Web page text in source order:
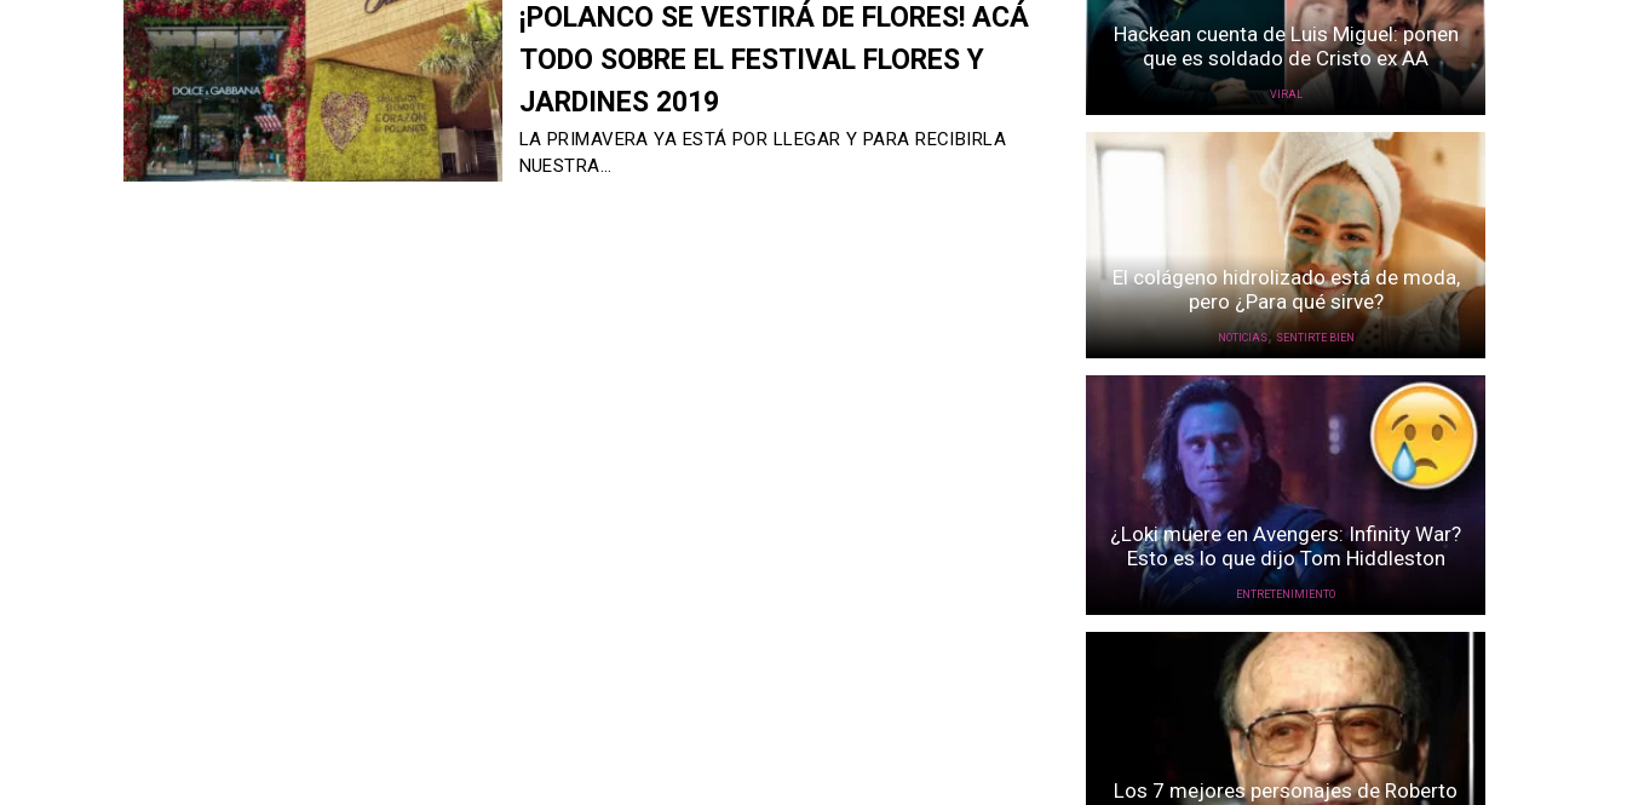
¡POLANCO SE VESTIRÁ DE FLORES! ACÁ
TODO SOBRE EL FESTIVAL FLORES Y
JARDINES 2019
LA PRIMAVERA YA ESTÁ POR LLEGAR Y PARA RECIBIRLA
NUESTRA…
Hackean cuenta de Luis Miguel: ponen
que es soldado de Cristo ex AA
VIRAL
El colágeno hidrolizado está de moda,
pero ¿Para qué sirve?
NOTICIAS, SENTIRTE BIEN
¿Loki muere en Avengers: Infinity War?
Esto es lo que dijo Tom Hiddleston
ENTRETENIMIENTO
Los 7 mejores personajes de Roberto